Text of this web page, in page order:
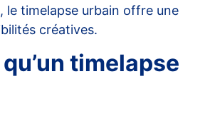
le timelapse urbain offre une
créatives.
timelapse